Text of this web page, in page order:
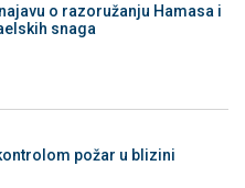
o razoružanju Hamasa i
snaga
požar u blizini